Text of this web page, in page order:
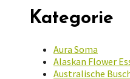
Kategorie
Aura Soma
Alaskan Flower
Australische